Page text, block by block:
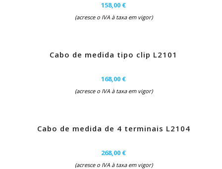
158,00 €
(acresce o IVA à taxa em vigor)
Cabo de medida tipo clip L2101
168,00 €
(acresce o IVA à taxa em vigor)
Cabo de medida de 4 terminais L2104
268,00 €
(acresce o IVA à taxa em vigor)